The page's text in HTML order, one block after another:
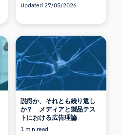
Updated 27/05/2026
説得か、それとも繰り返し
か？ メディアと製品テス
トにおける広告理論
1 min read